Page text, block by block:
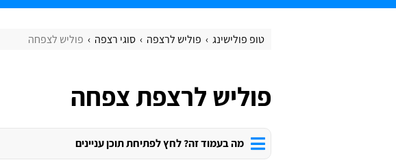
טופ פולישינג פוליש לרצפה סוגי רצפה פוליש לצפחה
פוליש לרצפת צפחה
מה בעמוד זה? לחץ לפתיחת תוכן עניינים